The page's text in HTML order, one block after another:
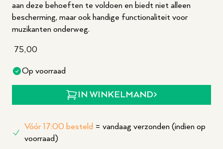
aan deze behoeften te voldoen en biedt niet alleen
bescherming, maar ook handige functionaliteit voor
muzikanten onderweg.
75,00
Op voorraad
IN WINKELMAND
Vóór 17:00 besteld = vandaag verzonden (indien op
voorraad)